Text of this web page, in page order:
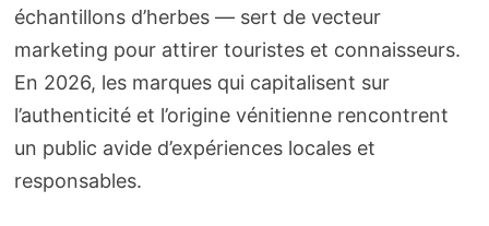
échantillons d’herbes — sert de vecteur
marketing pour attirer touristes et connaisseurs.
En 2026, les marques qui capitalisent sur
l’authenticité et l’origine vénitienne rencontrent
un public avide d’expériences locales et
responsables.